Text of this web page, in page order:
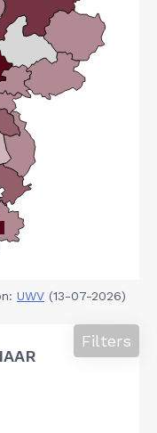
UWV (13-07-2026)
Filters